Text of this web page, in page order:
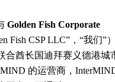
Golden Fish Corporate
Fish CSP LLC”，“我们”
合酋长国迪拜赛义德港城
的运营商，